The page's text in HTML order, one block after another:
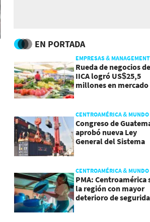
EN PORTADA
EMPRESAS & MANAGEMENT
Rueda de negocios
IICA logró US$25,5
millones en mercado
CENTROAMÉRICA & MUNDO
Congreso de
aprobó nueva Ley
General del Sistema
CENTROAMÉRICA & MUNDO
PMA: Centroamérica
la región con mayor
deterioro de